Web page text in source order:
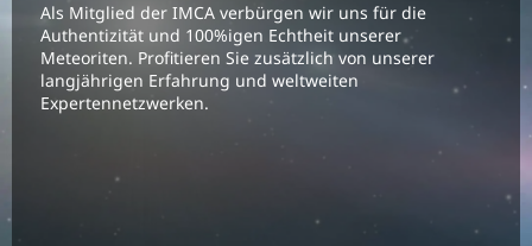
Als Mitglied der IMCA verbürgen wir uns für die
Authentizität und 100%igen Echtheit unserer
Meteoriten. Profitieren Sie zusätzlich von unserer
langjährigen Erfahrung und weltweiten
Expertennetzwerken.